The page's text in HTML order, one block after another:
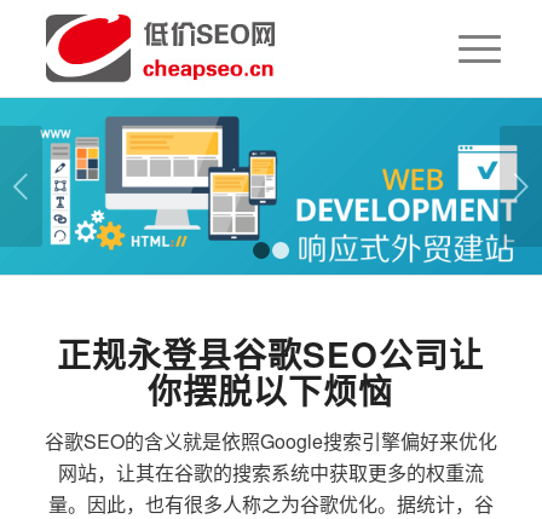
下一页
1 2
正规永登县谷歌SEO公司让
你摆脱以下烦恼
谷歌SEO的含义就是依照Google搜索引擎偏好来优化
网站，让其在谷歌的搜索系统中获取更多的权重流
量。因此，也有很多人称之为谷歌优化。据统计，谷